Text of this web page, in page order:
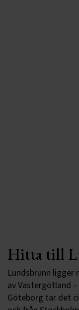
Hitta till
Lundsbrunn ligger
av Västergötland
Göteborg tar det